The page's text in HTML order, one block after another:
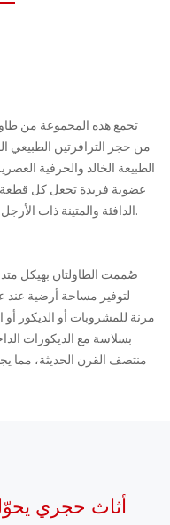
تجمع هذه المجموعة من
من حجر الترافرتين الطبيعي
الطبيعة الخالد والحرفية
عضوية فريدة تجعل كل قطعة
الدافئة والمتينة ذات الأرجل المنحنية لمسة من السحر العضوي العصري.
صُممت الطاولتان بهيكل
لتوفير مساحة أرضية عند
مرنة للمشروبات أو الديكور
بسلاسة مع الديكورات
منتصف القرن الحديثة، مما
أثاث حجري